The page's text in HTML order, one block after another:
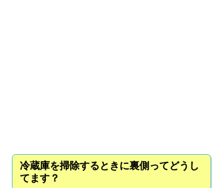
冷蔵庫を掃除するときに裏側ってどうし
てます？